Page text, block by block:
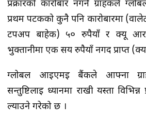
प्रक्रारको कारोबार नगर्ने ग्राहकले
प्रथम पटकको कुनै पनि कारोबारमा
टपअप बाहेक) ५० रुपैयाँ र क्यू आर
भुक्तानीमा एक सय रुपैयाँ नगद प्राप्त
ग्लोबल आइएमई बैंकले आफ्ना
सन्तुष्टिलाई ध्यानमा राखी यस्ता
ल्याउने गरेको छ ।